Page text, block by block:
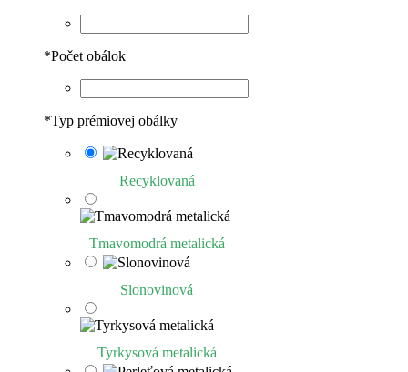
*Počet obálok
*Typ prémiovej obálky
Recyklovaná
Tmavomodrá metalická
Slonovinová
Tyrkysová metalická